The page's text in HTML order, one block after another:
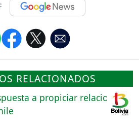
RELACIONADOS